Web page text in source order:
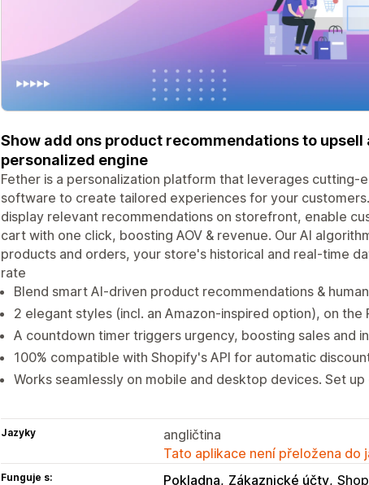
Show add ons product recommendations to
personalized engine
Fether is a personalization platform that leverages
software to create tailored experiences for your
display relevant recommendations on storefront, enable
cart with one click, boosting AOV & revenue. Our AI
products and orders, your store's historical and real-time
rate
Blend smart AI-driven product recommendations &
2 elegant styles (incl. an Amazon-inspired option), on the
A countdown timer triggers urgency, boosting sales and
100% compatible with Shopify's API for automatic
Works seamlessly on mobile and desktop devices. Set
Jazyky
angličtina
Tato aplikace není přeložena do
Funguje s: Pokladna Zákaznické účty